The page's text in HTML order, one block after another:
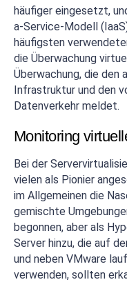
häufiger eingesetzt,
a-Service-Modell
häufigsten
die Überwachung
Überwachung, die den
Infrastruktur und den
Datenverkehr meldet.
Monitoring
Bei der
vielen als Pionier
im Allgemeinen die
gemischte
begonnen, aber als
Server hinzu, die auf
und neben VMware
verwenden, sollten